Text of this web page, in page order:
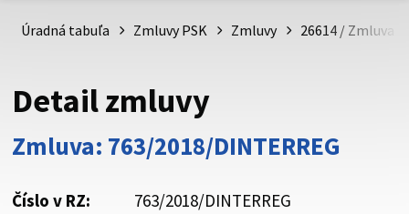
psk.sk.
Buďte pozorní a vždy sa uistite, že zdieľate informácie iba
cez zabezpečenú webovú stránku. Zabezpečená stránka
vždy začína https:// pred názvom domény webového sídla.
Úradná tabuľa Zmluvy PSK Zmluvy 26614 / Zmluva
Detail zmluvy
Zmluva: 763/2018/DINTERREG
Číslo v RZ:
763/2018/DINTERREG